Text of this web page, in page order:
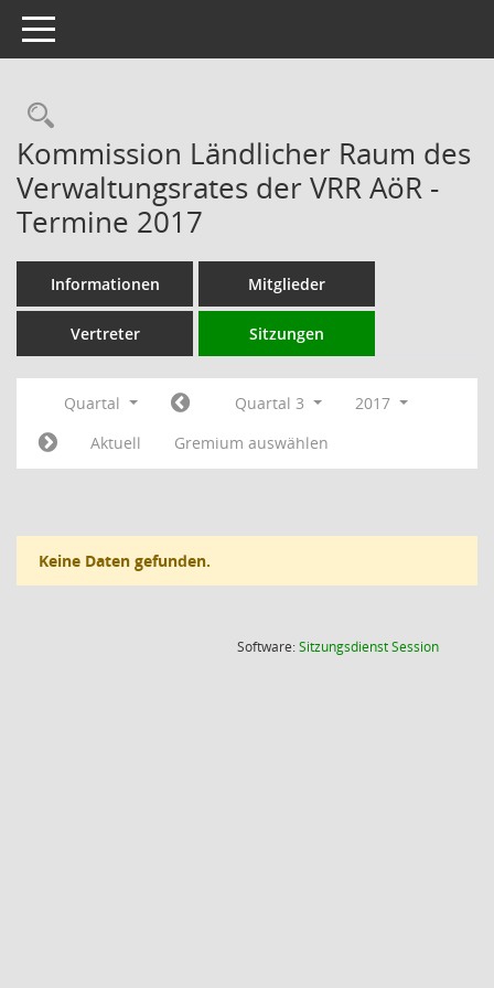
Toggle navigation
Rechercheauswahl
Kommission Ländlicher Raum des
Verwaltungsrates der VRR AöR -
Termine 2017
Informationen Mitglieder
Vertreter Sitzungen
Quartal Quartal 3
2017
Aktuell
Gremium auswählen
Keine Daten gefunden.
Software:SitzungsdienstSession(Wird in